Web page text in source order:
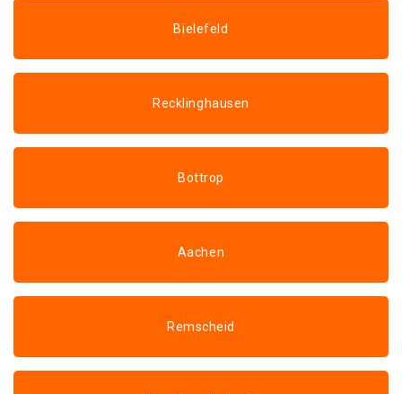
Bielefeld
Recklinghausen
Bottrop
Aachen
Remscheid